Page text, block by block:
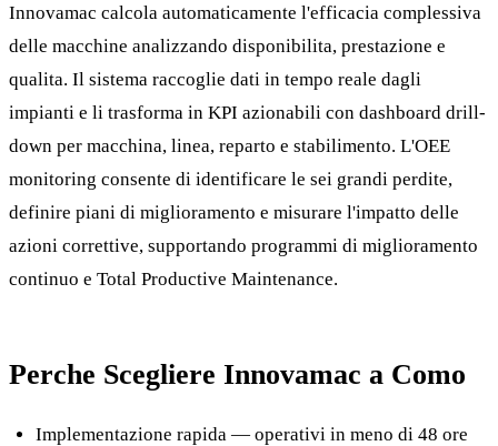
Innovamac calcola automaticamente l'efficacia complessiva
delle macchine analizzando disponibilita, prestazione e
qualita. Il sistema raccoglie dati in tempo reale dagli
impianti e li trasforma in KPI azionabili con dashboard drill-
down per macchina, linea, reparto e stabilimento. L'OEE
monitoring consente di identificare le sei grandi perdite,
definire piani di miglioramento e misurare l'impatto delle
azioni correttive, supportando programmi di miglioramento
continuo e Total Productive Maintenance.
Perche Scegliere Innovamac a Como
Implementazione rapida — operativi in meno di 48 ore